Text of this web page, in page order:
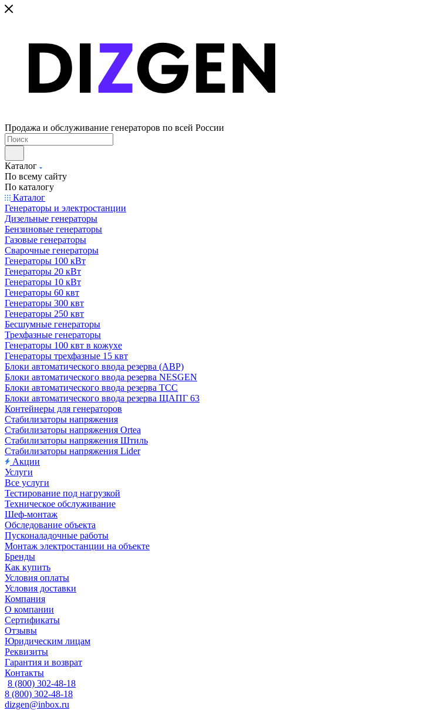
Продажа и обслуживание генераторов по всей России
Каталог
По всему сайту
По каталогу
Каталог
Генераторы и электростанции
Дизельные генераторы
Бензиновые генераторы
Газовые генераторы
Сварочные генераторы
Генераторы 100 кВт
Генераторы 20 кВт
Генераторы 10 кВт
Генераторы 60 квт
Генераторы 300 квт
Генераторы 250 квт
Бесшумные генераторы
Трехфазные генераторы
Генераторы 100 квт в кожухе
Генераторы трехфазные 15 квт
Блоки автоматического ввода резерва (АВР)
Блоки автоматического ввода резерва NESGEN
Блоки автоматического ввода резерва ТСС
Блоки автоматического ввода резерва ЩАПГ 63
Контейнеры для генераторов
Стабилизаторы напряжения
Стабилизаторы напряжения Ortea
Стабилизаторы напряжения Штиль
Стабилизаторы напряжения Lider
Акции
Услуги
Все услуги
Тестирование под нагрузкой
Техническое обслуживание
Шеф-монтаж
Обследование объекта
Пусконаладочные работы
Монтаж электростанции на объекте
Бренды
Как купить
Условия оплаты
Условия доставки
Компания
О компании
Сертификаты
Отзывы
Юридическим лицам
Реквизиты
Гарантия и возврат
Контакты
8 (800) 302-48-18
8 (800) 302-48-18
dizgen@inbox.ru